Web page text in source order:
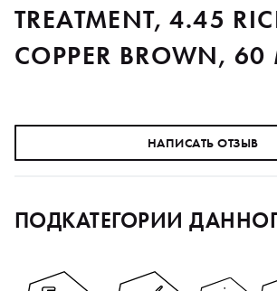
TREATMENT, 4.45
COPPER BROWN,
НАПИСАТЬ ОТЗЫВ
ПОДКАТЕГОРИИ